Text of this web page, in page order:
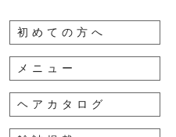
初めての方へ
メニュー
ヘアカタログ